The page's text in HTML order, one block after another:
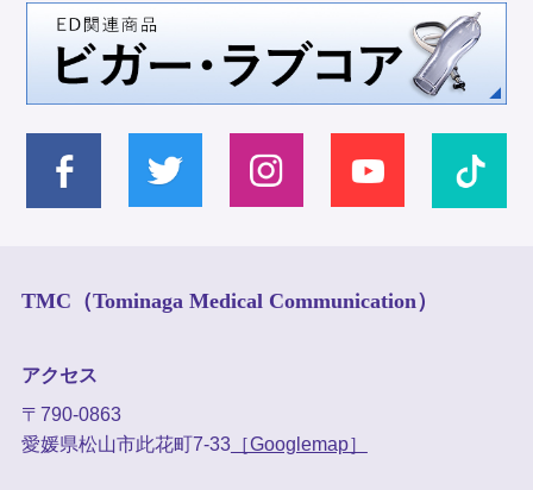
TMC（Tominaga Medical Communication）
アクセス
〒790-0863
愛媛県松山市此花町7-33［Googlemap］